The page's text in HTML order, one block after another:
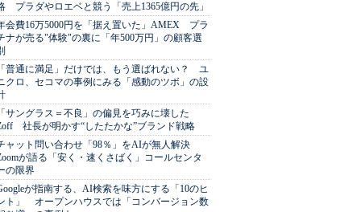
プラダやロエベと競う「売上1365億円の先」
会費16万5000円を「据え置いた」AMEX プラ
ナが売る"体験"の裏に「年500万円」の顧客選
普通に満足」だけでは、もう選ばれない？ ユ
クロ、セコマの事例にみる「感動のツボ」の設
サングラス＝不良」の偏見を巧みに壊した
社長が明かす“したたかな”ブランド戦略
ャット問い合わせ「98％」をAIが無人解決
が語る「安く・速くさばく」コールセンタ
の限界
が指南する、AI検索を味方にする「10のヒ
ト」 オープンハウスでは「コンバージョン数